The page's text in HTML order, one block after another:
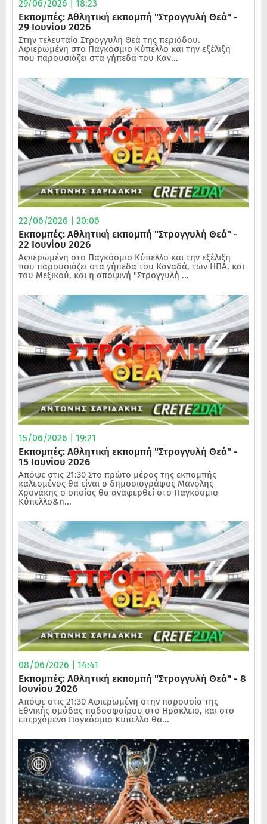
29/06/2026 | 18:23
Εκπομπές: Αθλητική εκπομπή "Στρογγυλή Θεά" -
29 Ιουνίου 2026
Στην τελευταία Στρογγυλή Θεά της περιόδου.
Αφιερωμένη στο Παγκόσμιο Κύπελλο και την εξέλιξη
που παρουσιάζει στα γήπεδα του Καν...
22/06/2026 | 20:06
Εκπομπές: Αθλητική εκπομπή "Στρογγυλή Θεά" -
22 Ιουνίου 2026
Αφιερωμένη στο Παγκόσμιο Κύπελλο και την εξέλιξη
που παρουσιάζει στα γήπεδα του Καναδά, των ΗΠΑ, και
του Μεξικού, και η αποψινή "Στρογγυλή ...
15/06/2026 | 19:21
Εκπομπές: Αθλητική εκπομπή "Στρογγυλή Θεά" -
15 Ιουνίου 2026
Απόψε στις 21:30 Στο πρώτο μέρος της εκπομπής
καλεσμένος θα είναι ο δημοσιογράφος Μανόλης
Χρονάκης ο οποίος θα αναφερθεί στο Παγκόσμιο
Κύπελλο&n...
08/06/2026 | 14:41
Εκπομπές: Αθλητική εκπομπή "Στρογγυλή Θεά" - 8
Ιουνίου 2026
Απόψε στις 21:30 Αφιερωμένη στην παρουσία της
Εθνικής ομάδας ποδοσφαίρου στο Ηράκλειο, και στο
επερχόμενο Παγκόσμιο Κύπελλο θα...